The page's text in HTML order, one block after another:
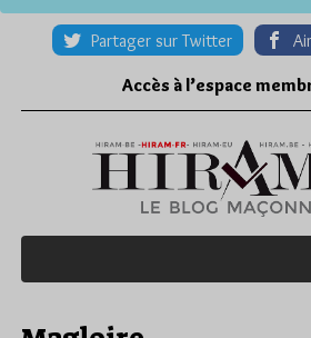
Partager sur Twitter
Accès à l’espace